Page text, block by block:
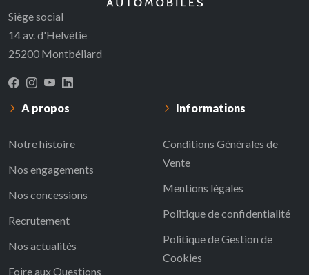
Siège social
14 av. d'Helvétie
25200 Montbéliard
A propos
Notre histoire
Nos engagements
Nos concessions
Recrutement
Nos actualités
Foire aux Questions
Informations
Conditions Générales de
Vente
Mentions légales
Politique de confidentialité
Politique de Gestion de
Cookies